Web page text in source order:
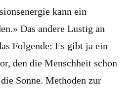
kann ein
Das andere Lustig an
Folgende: Es gibt ja ein
den die Menschheit schon
Sonne. Methoden zur